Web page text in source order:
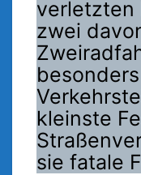
zwei
kleinste
sie fatale